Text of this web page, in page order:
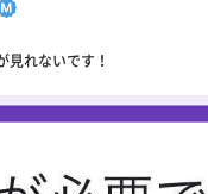
見れないです！